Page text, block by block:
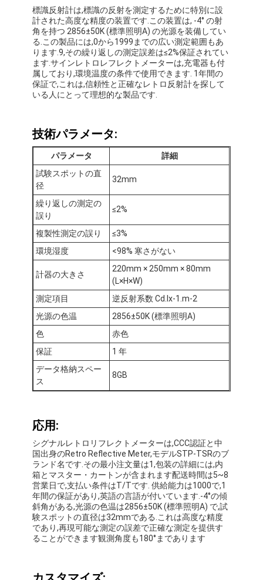
家へ
製品
標識反射計は,標識の反射を測定するために特別に設
計された高度な精度の装置です.この装置は, -4° の射
角を持つ 2856±50K (標準照明A) の光源を装備してい
る.この製品には,0から1999までの広い測定範囲もあ
ります.9,その繰り返しの測定誤差は≤2%保証されてい
ます.サインレトロレフレクトメーターは,充電器も付
属しており,環境温度の条件で使用できます. 1年間の
保証で,これは,信頼性と正確なレトロ反射計を探して
いる人にとって理想的な製品です.
技術パラメータ:
パラメータ
詳細
試験スポットの直
径
32mm
繰り返しの測定の
誤り
≤2%
複製性測定の誤り
≤3%
環境湿度
<98% 寒さがない
計器の大きさ
220mm × 250mm × 80mm
(L×H×W)
測定項目
逆反射系数 Cd.lx-1.m-2
光源の色温
2856±50K (標準照明A)
色
赤色
保証
1 年
データ格納スペー
ス
8GB
応用:
シグナルレトロリフレクトメーターは,CCC認証と中
国出身のRetro Reflective Meter,モデルSTP-TSRのブ
ランド名です.その最小注文量は1,包装の詳細には,内
箱とマスター・カートンが含まれます配送時間は5~8
営業日で,支払い条件はT/Tです. 供給能力は1000で,1
年間の保証があり,英語の言語が付いています.-4°の傾
斜角がある,光源の色温は2856±50K (標準照明A) で,試
験スポットの直径は32mmである.これは高度な精度
であり,再現可能な測定の誤差で正確な測定を提供す
ることができます観測角度も180°まであります